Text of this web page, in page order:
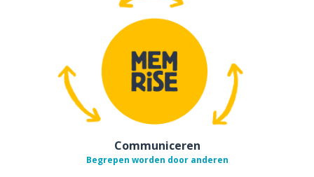
Communiceren
Begrepen worden door anderen